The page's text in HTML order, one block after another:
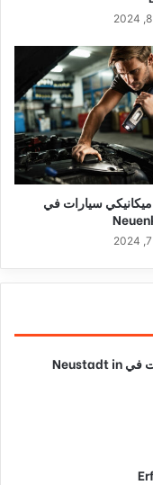
سيارات في
مطلوب ميكانيكي سيارات في Neustadt in